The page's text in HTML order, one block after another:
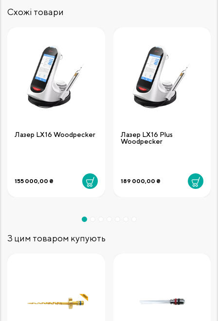
Схожі товари
Лазер LX16 Woodpecker
155 000,00 ₴
Лазер LX16 Plus
Woodpecker
189 000,00 ₴
З цим товаром купують